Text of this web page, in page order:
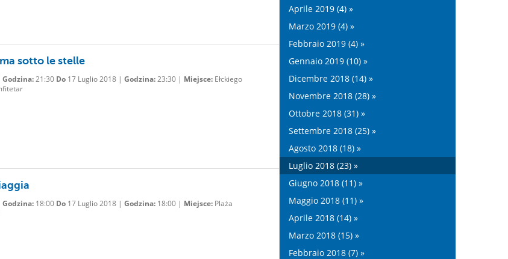
sotto le stelle
Godzina:21:30 Do17 Luglio 2018 | Godzina:23:30 | Miejsce:Ełckiego
Godzina:18:00 Do17 Luglio 2018 | Godzina:18:00 | Miejsce:Plaża
Aprile 2019 (4) »
Marzo 2019 (4) »
Febbraio 2019 (4) »
Gennaio 2019 (10) »
Dicembre 2018 (14) »
Novembre 2018 (28) »
Ottobre 2018 (31) »
Settembre 2018 (25) »
Agosto 2018 (18) »
Luglio 2018 (23) »
Giugno 2018 (11) »
Maggio 2018 (11) »
Aprile 2018 (14) »
Marzo 2018 (15) »
Febbraio 2018 (7) »